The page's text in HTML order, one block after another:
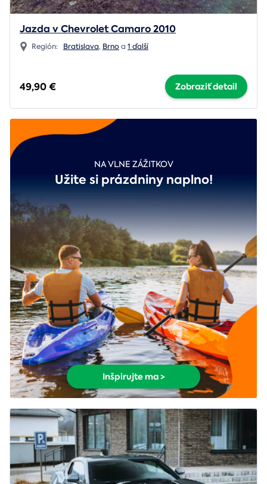
Jazda v Chevrolet Camaro 2010
Región: Bratislava, Brnoa 1 ďalší
49,90 € Zobraziť detail
NA VLNE ZÁŽITKOV
Užite si prázdniny naplno!
Inšpirujte ma >